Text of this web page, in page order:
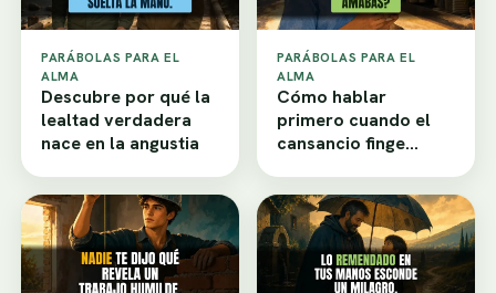
PARÁBOLAS PARA EL
ALMA
Descubre por qué la
lealtad verdadera
nace en la angustia
PARÁBOLAS PARA EL
ALMA
Cómo hablar
primero cuando el
cansancio finge